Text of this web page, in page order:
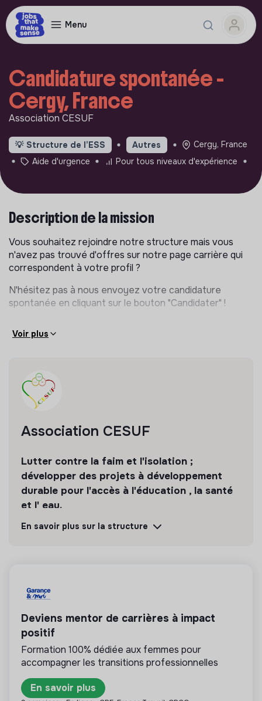
Menu
Candidature spontanée -
Cergy, France
Association CESUF
💡 Structure de l’ESS Autres
Cergy, France
Aide d'urgence
Pour tous niveaux d'expérience
Description de la mission
Vous souhaitez rejoindre notre structure mais vous
n'avez pas trouvé d'offres sur notre page carrière qui
correspondent à votre profil ?
N'hésitez pas à nous envoyez votre candidature
spontanée en cliquant sur le bouton "Candidater" !
Voir plus
Association CESUF
Lutter contre la faim et l'isolation ;
développer des projets à développement
durable pour l'accès à l'éducation , la santé
et l' eau.
Découvrir Suivre
Cette structure repose sur un principe de
solidarité et d’utilité sociale : son mode de
gestion est démocratique et participatif, et sa
lucrativité est limitée. Il s’agit d’une association,
coopérative, fondation, mutuelle ou entreprise
ESUS.
En savoir plus sur la structure
Deviens mentor de carrières à impact
positif
Formation 100% dédiée aux femmes pour
accompagner les transitions professionnelles
En savoir plus